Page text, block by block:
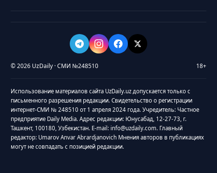
© 2026 UzDaily · СМИ №248510 18+
Использование материалов сайта UzDaily.uz допускается только с
письменного разрешения редакции. Свидетельство о регистрации
интернет-СМИ № 248510 от 1 апреля 2024 года. Учредитель: Частное
предприятие Daily Media. Адрес редакции: Юнусабад, 12-27-73, г.
Ташкент, 100180, Узбекистан. E-mail: info@uzdaily.com. Главный
редактор: Umarov Anvar Abrardjanovich Мнения авторов в публикациях
могут не совпадать с позицией редакции.